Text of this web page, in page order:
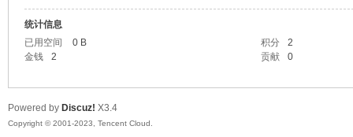
统计信息
已用空间
0 B 积分
2
金钱
2 贡献 0
Powered by Discuz! X3.4
Copyright © 2001-2023, Tencent Cloud.